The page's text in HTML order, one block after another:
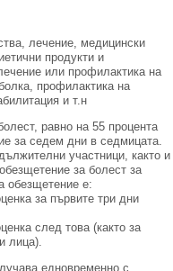
лечение, медицински
продукти и
или профилактика на
профилактика на
и т.н
равно на 55 процента
за седем дни в седмицата.
участници, както и
за болест за
обезщетение е:
за първите три дни
след това (както за
лица).
едновременно с